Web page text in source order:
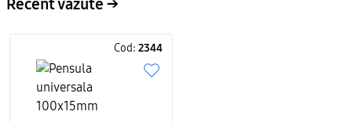
Recent văzute →
Cod: 2344